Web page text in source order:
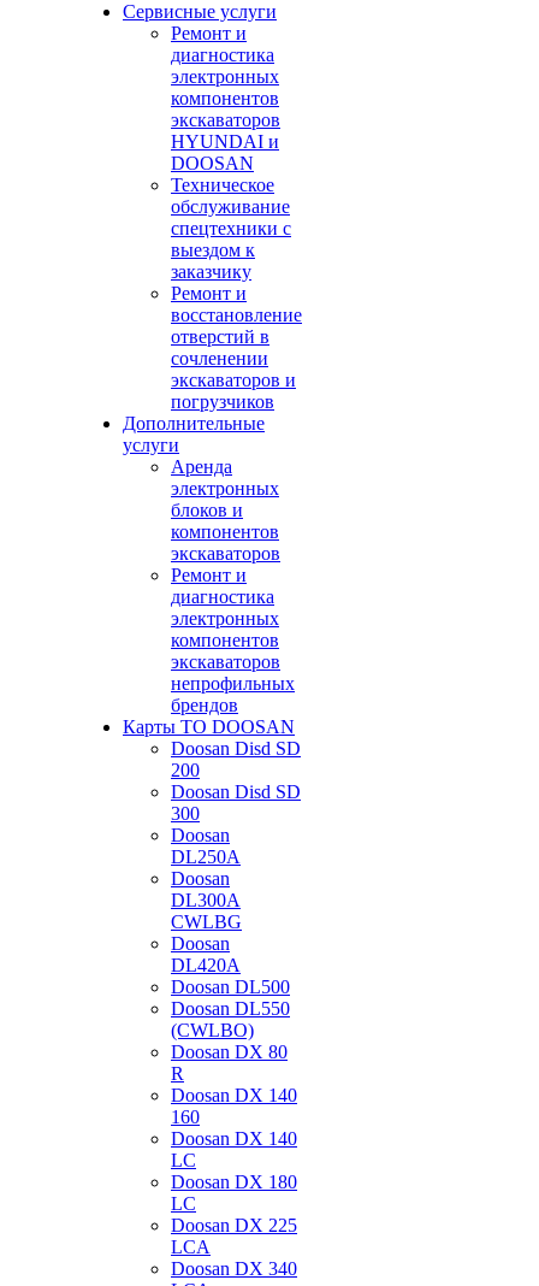
Сервисные услуги
Ремонт и
диагностика
электронных
компонентов
экскаваторов
HYUNDAI и
DOOSAN
Техническое
обслуживание
спецтехники с
выездом к
заказчику
Ремонт и
восстановление
отверстий в
сочленении
экскаваторов и
погрузчиков
Дополнительные
услуги
Аренда
электронных
блоков и
компонентов
экскаваторов
Ремонт и
диагностика
электронных
компонентов
экскаваторов
непрофильных
брендов
Карты ТО DOOSAN
Doosan Disd SD
200
Doosan Disd SD
300
Doosan
DL250A
Doosan
DL300A
CWLBG
Doosan
DL420A
Doosan DL500
Doosan DL550
(CWLBO)
Doosan DX 80
R
Doosan DX 140
160
Doosan DX 140
LC
Doosan DX 180
LC
Doosan DX 225
LCA
Doosan DX 340